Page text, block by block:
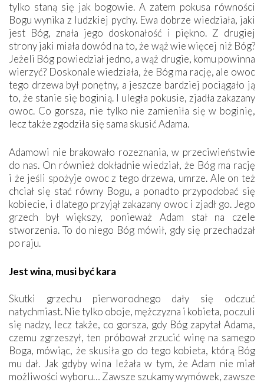
tylko staną się jak bogowie. A zatem pokusa równości
Bogu wynika z ludzkiej pychy. Ewa dobrze wiedziała, jaki
jest Bóg, znała jego doskonałość i piękno. Z drugiej
strony jaki miała dowód na to, że wąż wie więcej niż Bóg?
Jeżeli Bóg powiedział jedno, a wąż drugie, komu powinna
wierzyć? Doskonale wiedziała, że Bóg ma rację, ale owoc
tego drzewa był ponętny, a jeszcze bardziej pociągało ją
to, że stanie się boginią. I uległa pokusie, zjadła zakazany
owoc. Co gorsza, nie tylko nie zamieniła się w boginię,
lecz także zgodziła się sama skusić Adama.
Adamowi nie brakowało rozeznania, w przeciwieństwie
do nas. On również dokładnie wiedział, że Bóg ma rację
i że jeśli spożyje owoc z tego drzewa, umrze. Ale on też
chciał się stać równy Bogu, a ponadto przypodobać się
kobiecie, i dlatego przyjął zakazany owoc i zjadł go. Jego
grzech był większy, ponieważ Adam stał na czele
stworzenia. To do niego Bóg mówił, gdy się przechadzał
po raju.
Jest wina, musi być kara
Skutki grzechu pierworodnego dały się odczuć
natychmiast. Nie tylko oboje, mężczyzna i kobieta, poczuli
się nadzy, lecz także, co gorsza, gdy Bóg zapytał Adama,
czemu zgrzeszył, ten próbował zrzucić winę na samego
Boga, mówiąc, że skusiła go do tego kobieta, którą Bóg
mu dał. Jak gdyby wina leżała w tym, że Adam nie miał
możliwości wyboru… Zawsze szukamy wymówek, zawsze